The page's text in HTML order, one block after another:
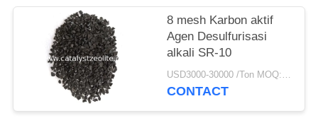
8 mesh Karbon aktif
Agen Desulfurisasi
alkali SR-10
USD3000-30000 /Ton MOQ:1 KG
CONTACT